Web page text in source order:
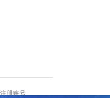
册账号